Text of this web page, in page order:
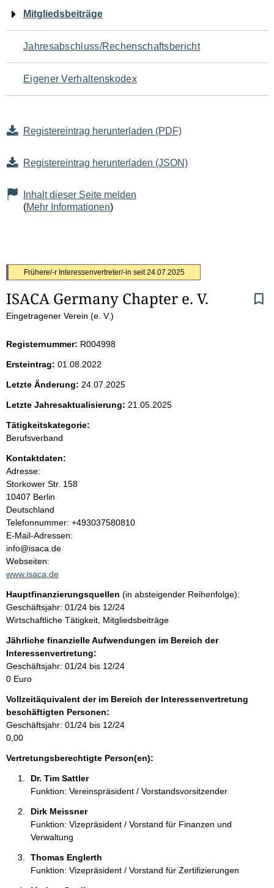
Mitgliedsbeiträge
Jahresabschluss/Rechenschaftsbericht
Eigener Verhaltenskodex
Registereintrag herunterladen (PDF)
Registereintrag herunterladen (JSON)
Inhalt dieser Seite melden
(Mehr Informationen)
S
e
t
e
n
i
n
h
a
l
t
Frühere/-r Interessenvertreter/-in seit 24.07.2025
ISACA Germany Chapter e. V.
Eingetragener Verein (e. V.)
Registernummer: R004998
Ersteintrag: 01.08.2022
Letzte Änderung: 24.07.2025
Letzte Jahresaktualisierung: 21.05.2025
Tätigkeitskategorie:
Berufsverband
Kontaktdaten:
Adresse:
Storkower Str. 158
10407 Berlin
Deutschland
K
o
n
t
a
t
i
n
f
o
r
m
t
i
o
n
e
Telefonnummer: +493037580810
E-Mail-Adressen:
info@isaca.de
Webseiten:
www.isaca.de
Hauptfinanzierungsquellen (in absteigender Reihenfolge):
Geschäftsjahr: 01/24 bis 12/24
Wirtschaftliche Tätigkeit, Mitgliedsbeiträge
Jährliche finanzielle Aufwendungen im Bereich der
Interessenvertretung:
Geschäftsjahr: 01/24 bis 12/24
0 Euro
Vollzeitäquivalent der im Bereich der Interessenvertretung
beschäftigten Personen:
Geschäftsjahr: 01/24 bis 12/24
0,00
Vertretungsberechtigte Person(en):
Dr. Tim Sattler
Funktion: Vereinspräsident / Vorstandsvorsitzender
Dirk Meissner
Funktion: Vizepräsident / Vorstand für Finanzen und
Verwaltung
Thomas Englerth
Funktion: Vizepräsident / Vorstand für Zertifizierungen